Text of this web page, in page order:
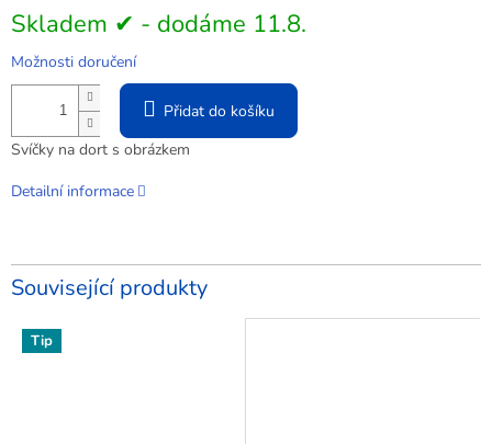
Měrná
cena:
Skladem ✔ - dodáme 11.8.
Možnosti doručení
Přidat do košíku
Svíčky na dort s obrázkem
Detailní informace
Související produkty
Tip